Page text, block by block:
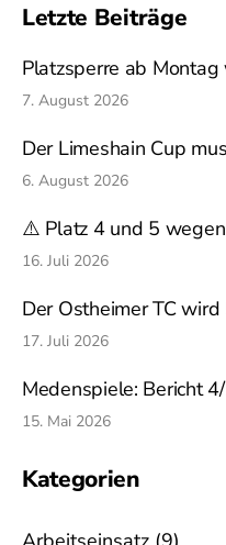
Letzte Beiträge
Platzsperre ab
7. August 2026
Der Limeshain Cup
6. August 2026
⚠️ Platz 4 und 5
16. Juli 2026
Der Ostheimer TC
17. Juli 2026
Medenspiele: Bericht
15. Mai 2026
Kategorien